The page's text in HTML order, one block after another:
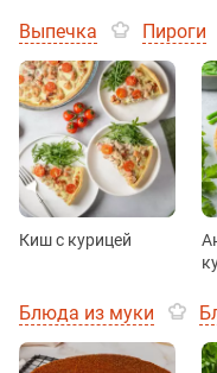
Выпечка Пироги
Киш с курицей
Блюда из муки